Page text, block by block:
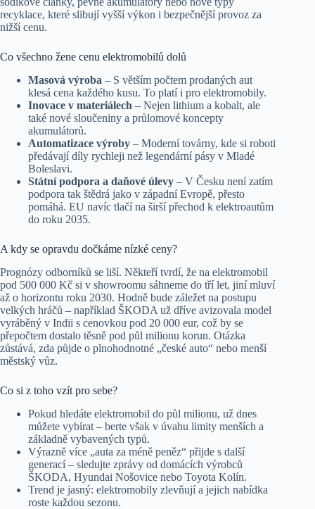
recyklace, které slibují vyšší výkon i bezpečnější provoz za
nižší cenu.
Co všechno žene cenu elektromobilů dolů
Masová výroba – S větším počtem prodaných aut
klesá cena každého kusu. To platí i pro elektromobily.
Inovace v materiálech – Nejen lithium a kobalt, ale
také nové sloučeniny a průlomové koncepty
akumulátorů.
Automatizace výroby – Moderní továrny, kde si roboti
předávají díly rychleji než legendární pásy v Mladé
Boleslavi.
Státní podpora a daňové úlevy – V Česku není zatím
podpora tak štědrá jako v západní Evropě, přesto
pomáhá. EU navíc tlačí na širší přechod k elektroautům
do roku 2035.
A kdy se opravdu dočkáme nízké ceny?
Prognózy odborníků se liší. Někteří tvrdí, že na elektromobil
pod 500 000 Kč si v showroomu sáhneme do tří let, jiní mluví
až o horizontu roku 2030. Hodně bude záležet na postupu
velkých hráčů – například ŠKODA už dříve avizovala model
vyráběný v Indii s cenovkou pod 20 000 eur, což by se
přepočtem dostalo těsně pod půl milionu korun. Otázka
zůstává, zda půjde o plnohodnotné „české auto“ nebo menší
městský vůz.
Co si z toho vzít pro sebe?
Pokud hledáte elektromobil do půl milionu, už dnes
můžete vybírat – berte však v úvahu limity menších a
základně vybavených typů.
Výrazně více „auta za méně peněz“ přijde s další
generací – sledujte zprávy od domácích výrobců
ŠKODA, Hyundai Nošovice nebo Toyota Kolín.
Trend je jasný: elektromobily zlevňují a jejich nabídka
roste každou sezonu.